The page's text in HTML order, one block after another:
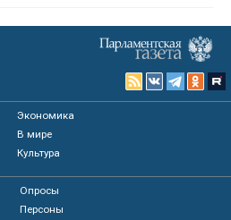
Экономика
В мире
Культура
Опросы
Персоны